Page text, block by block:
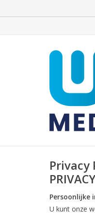
Privacy
Persoonlijke
U kunt onze